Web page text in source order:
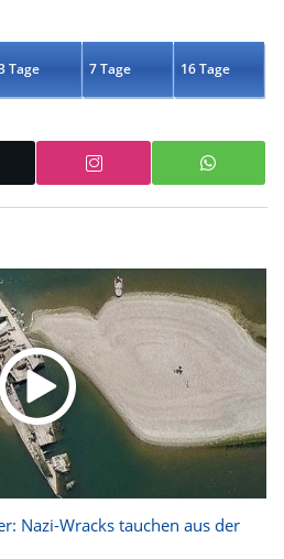
Tage 7 Tage 16 Tage
Nazi-Wracks tauchen aus der